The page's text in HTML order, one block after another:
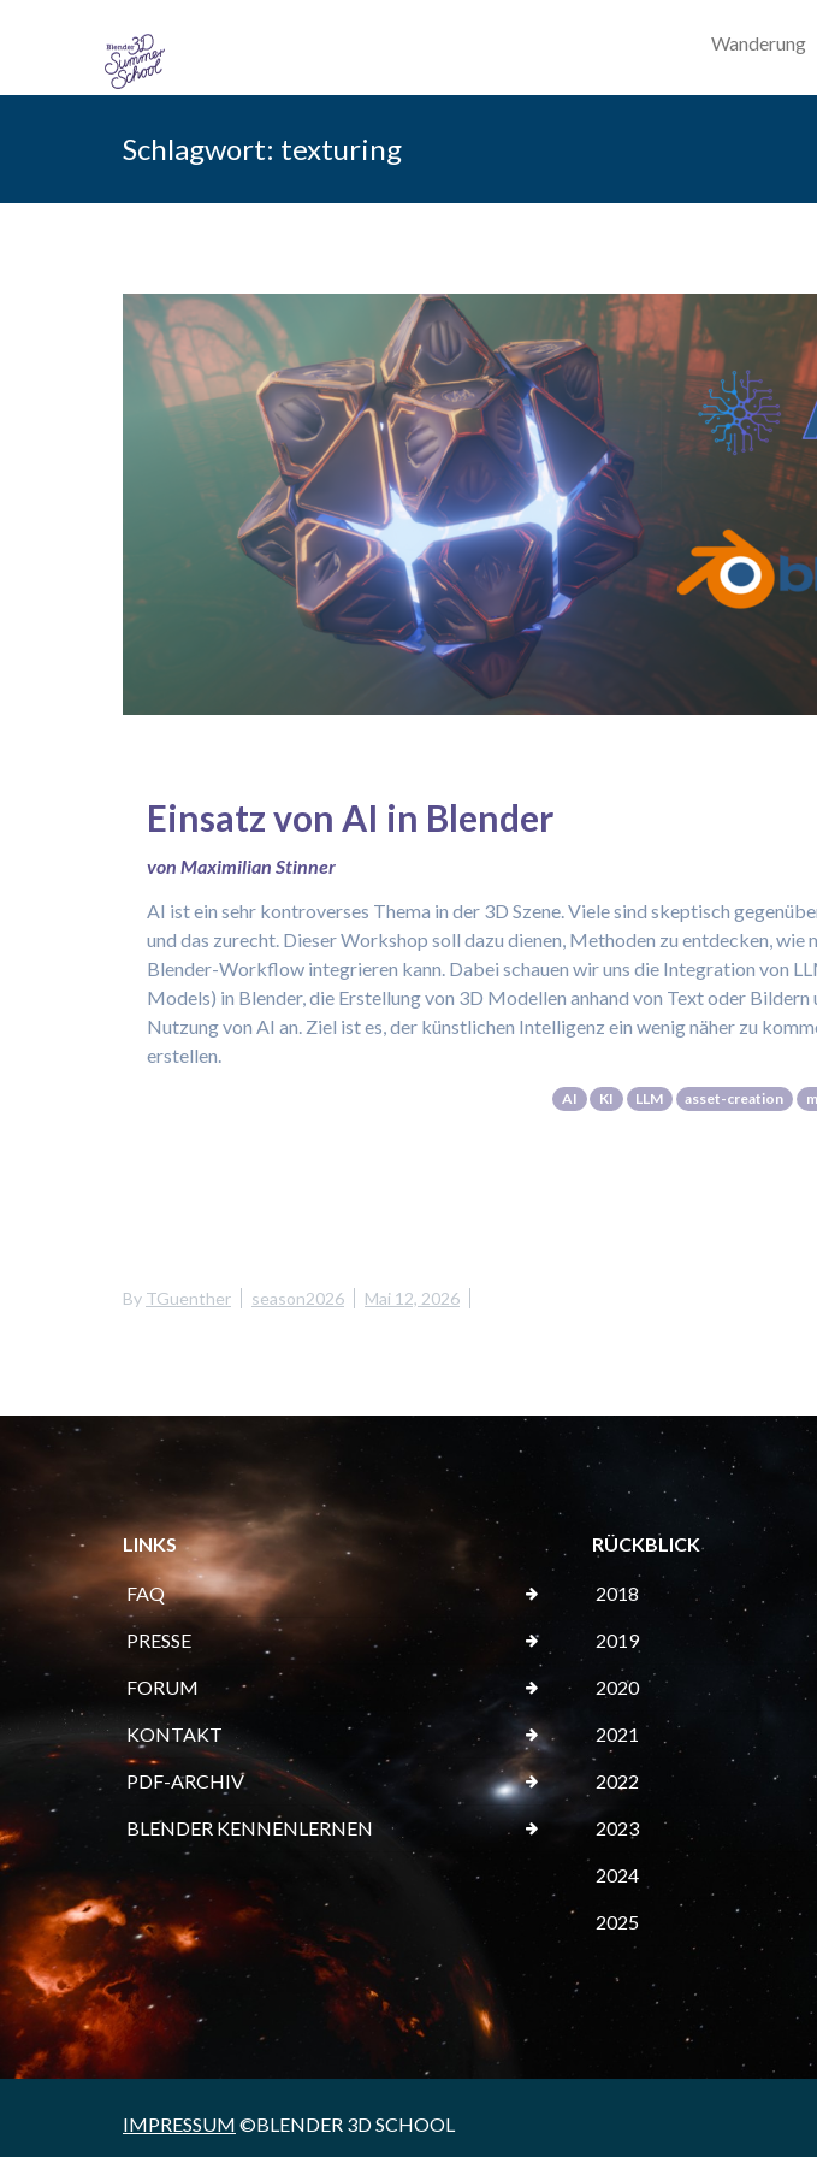
Wanderung
Schlagwort: texturing
Einsatz von AI in Blender
von Maximilian Stinner
AI ist ein sehr kontroverses Thema in der 3D Szene. Viele sind skeptisch
und das zurecht. Dieser Workshop soll dazu dienen, Methoden zu entdecken, wie
Blender-Workflow integrieren kann. Dabei schauen wir uns die Integration von
Models) in Blender, die Erstellung von 3D Modellen anhand von Text oder Bildern
Nutzung von AI an. Ziel ist es, der künstlichen Intelligenz ein wenig näher zu
erstellen.
AI KI LLM asset-creation
By TGuenther season2026 Mai 12, 2026
LINKS
FAQ
PRESSE
FORUM
KONTAKT
PDF-ARCHIV
BLENDER KENNENLERNEN
RÜCKBLICK
2018
2019
2020
2021
2022
2023
2024
2025
IMPRESSUM ©BLENDER 3D SCHOOL